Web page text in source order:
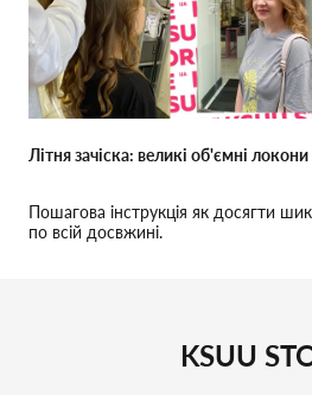
Літня зачіска: великі об'ємні
Пошагова інструкція як досягти
по всій досвжині.
KSUU